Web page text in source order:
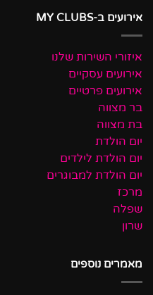
אירועים ב-MY CLUBS
איזורי השירות שלנו
אירועים עסקיים
אירועים פרטיים
בר מצווה
בת מצווה
יום הולדת
יום הולדת לילדים
יום הולדת למבוגרים
מרכז
שפלה
שרון
מאמרים נוספים